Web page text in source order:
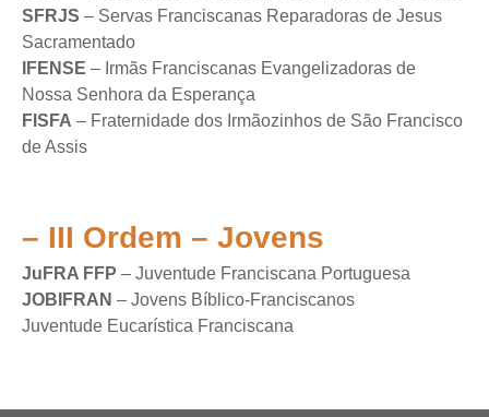
SFRJS – Servas Franciscanas Reparadoras de Jesus
Sacramentado
IFENSE – Irmãs Franciscanas Evangelizadoras de
Nossa Senhora da Esperança
FISFA – Fraternidade dos Irmãozinhos de São Francisco
de Assis
– III Ordem – Jovens
JuFRA FFP – Juventude Franciscana Portuguesa
JOBIFRAN – Jovens Bíblico-Franciscanos
Juventude Eucarística Franciscana